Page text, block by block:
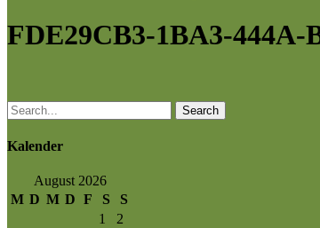
FDE29CB3-1BA3-444A-
Search
Kalender
August 2026
M D M D F S
S
1
2